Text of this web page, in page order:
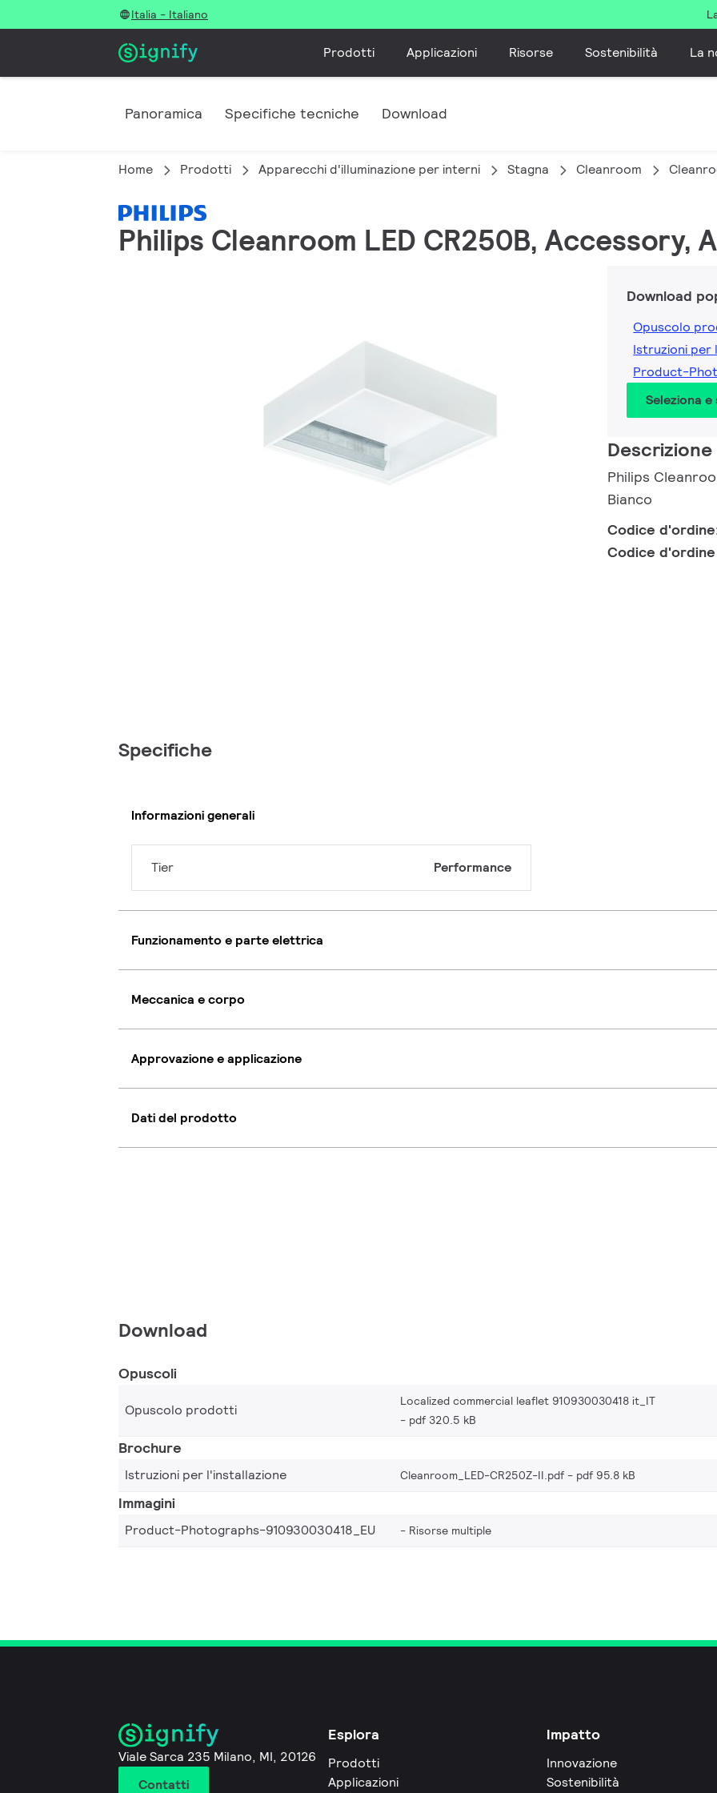
Italia - Italiano
Prodotti Applicazioni Risorse Sostenibilità La
Panoramica Specifiche tecniche Download
Home Prodotti Apparecchi d'illuminazione per interni Stagna Cleanroom
Philips Cleanroom LED CR250B, Accessory,
Download
Opuscolo
Istruzioni per
Product-
Seleziona
Philips
Bianco
Codice
Codice
Specifiche
Informazioni generali
Tier Performance
Funzionamento e parte elettrica
Meccanica e corpo
Approvazione e applicazione
Dati del prodotto
Download
Opuscoli
Opuscolo prodotti
Localized commercial leaflet 910930030418 it_IT
pdf 320.5 kB
Brochure
Istruzioni per l'installazione Cleanroom_LED-CR250Z-II.pdf pdf 95.8 kB
Immagini
Product-Photographs-910930030418_EU Risorse multiple
Viale Sarca 235 Milano, MI, 20126
Contatti
Esplora
Prodotti
Applicazioni
Impatto
Innovazione
Sostenibilità